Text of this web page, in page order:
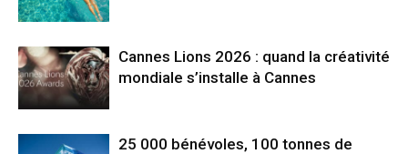
Cannes Lions 2026 : quand la créativité
mondiale s’installe à Cannes
25 000 bénévoles, 100 tonnes de